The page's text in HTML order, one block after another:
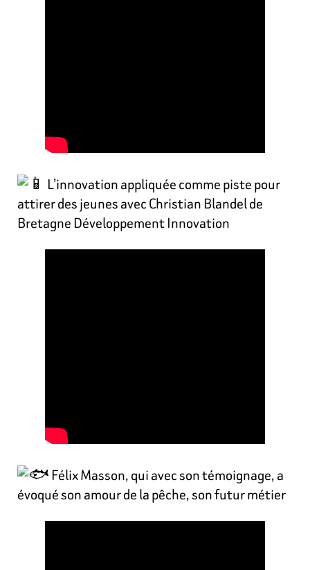
L’innovation appliquée comme piste pour
attirer des jeunes avec Christian Blandel de
Bretagne Développement Innovation
Félix Masson, qui avec son témoignage, a
évoqué son amour de la pêche, son futur métier